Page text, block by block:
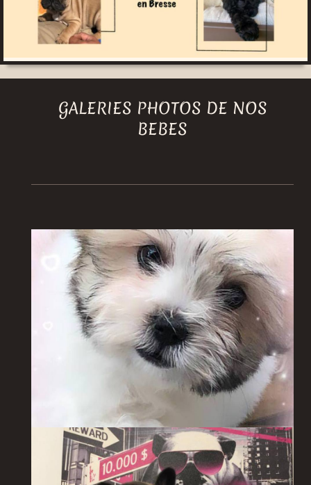
GALERIES PHOTOS DE NOS
BEBES